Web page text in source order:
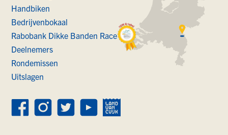
Handbiken
Bedrijvenbokaal
Rabobank Dikke Banden Race
Deelnemers
Rondemissen
Uitslagen